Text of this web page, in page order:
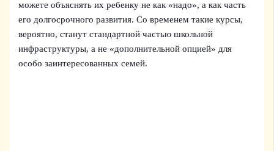
можете объяснять их ребенку не как «надо», а как часть
его долгосрочного развития. Со временем такие курсы,
вероятно, станут стандартной частью школьной
инфраструктуры, а не «дополнительной опцией» для
особо заинтересованных семей.